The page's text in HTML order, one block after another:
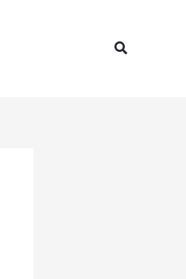
Buscar